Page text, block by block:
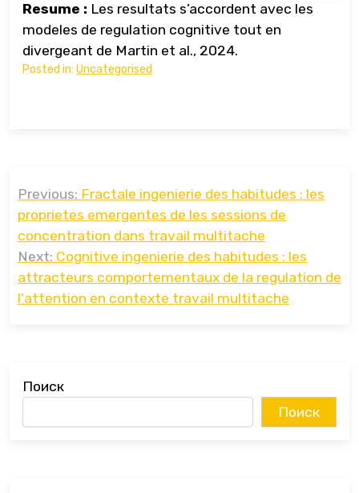
Resume : Les resultats s’accordent avec les
modeles de regulation cognitive tout en
divergeant de Martin et al., 2024.
Posted in: Uncategorised
по
записям
Previous: Fractale ingenierie des habitudes : les
proprietes emergentes de les sessions de
concentration dans travail multitache
Next: Cognitive ingenierie des habitudes : les
attracteurs comportementaux de la regulation de
l'attention en contexte travail multitache
Поиск
Поиск